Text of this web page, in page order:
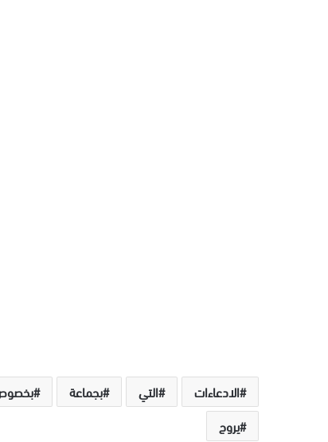
الادعاءات التي بجماعة
يروج